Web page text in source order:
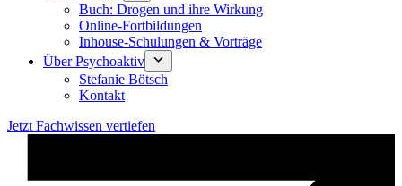
Buch: Drogen und ihre Wirkung
Online-Fortbildungen
Inhouse-Schulungen & Vorträge
Über Psychoaktiv
Stefanie Bötsch
Kontakt
Jetzt Fachwissen vertiefen